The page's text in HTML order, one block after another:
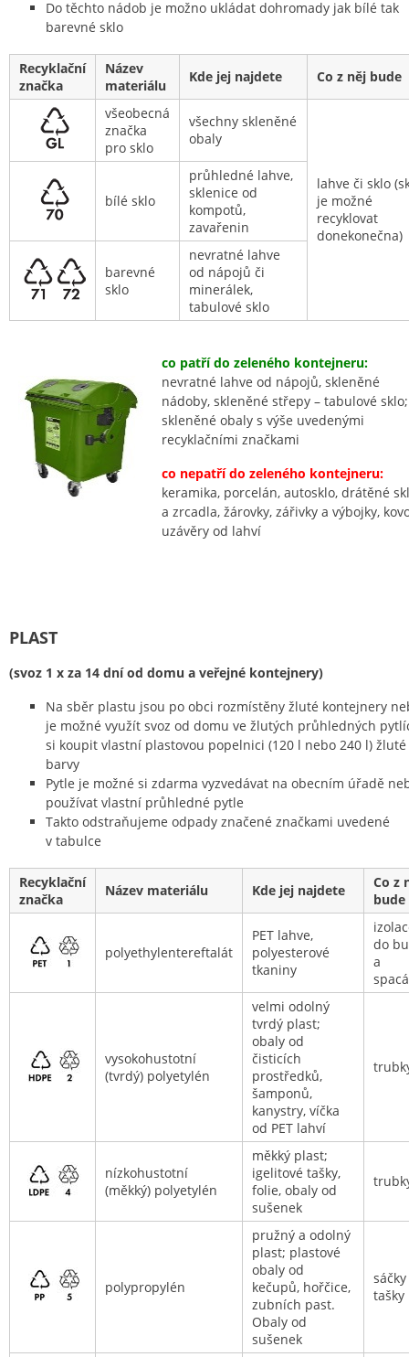
Do těchto nádob je možno ukládat dohromady jak bílé tak
barevné sklo
Recyklační
značka
Název
materiálu
Kde jej najdete Co z něj bude
všeobecná
značka
pro sklo
všechny skleněné
obaly
lahve či sklo
je možné
recyklovat
donekonečna)
bílé sklo
průhledné lahve,
sklenice od
kompotů,
zavařenin
barevné
sklo
nevratné lahve
od nápojů či
minerálek,
tabulové sklo
co patří do zeleného kontejneru:
nevratné lahve od nápojů, skleněné
nádoby, skleněné střepy – tabulové
skleněné obaly s výše uvedenými
recyklačními značkami
co nepatří do zeleného kontejneru:
keramika, porcelán, autosklo, drátěné
a zrcadla, žárovky, zářivky a výbojky,
uzávěry od lahví
PLAST
(svoz 1 x za 14 dní od domu a veřejné kontejnery)
Na sběr plastu jsou po obci rozmístěny žluté kontejnery
je možné využít svoz od domu ve žlutých průhledných
si koupit vlastní plastovou popelnici (120 l nebo 240 l) žluté
barvy
Pytle je možné si zdarma vyzvedávat na obecním úřadě
používat vlastní průhledné pytle
Takto odstraňujeme odpady značené značkami uvedené
v tabulce
Recyklační
značka
Název materiálu Kde jej najdete
Co z
bude
polyethylentereftalát
PET lahve,
polyesterové
tkaniny
do
a
vysokohustotní
(tvrdý) polyetylén
velmi odolný
tvrdý plast;
obaly od
čisticích
prostředků,
šamponů,
kanystry, víčka
od PET lahví
nízkohustotní
(měkký) polyetylén
měkký plast;
igelitové tašky,
folie, obaly od
sušenek
polypropylén
pružný a odolný
plast; plastové
obaly od
kečupů, hořčice,
zubních past.
Obaly od
sušenek
tašky